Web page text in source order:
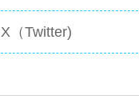
X（Twitter)